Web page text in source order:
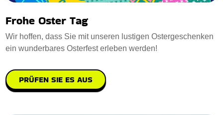
Frohe Oster Tag
Wir hoffen, dass Sie mit unseren lustigen Ostergeschenken
ein wunderbares Osterfest erleben werden!
PRÜFEN SIE ES AUS